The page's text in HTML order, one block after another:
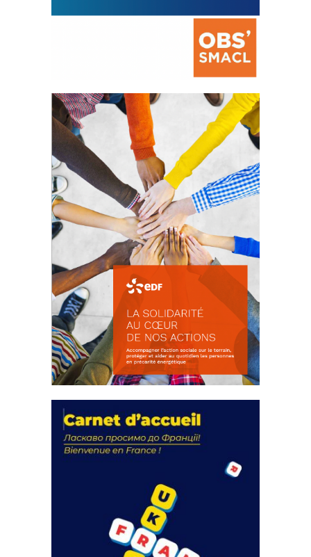
La prévention des conflits
d’intérêts
18 septembre 2023
FEUILLETER
actions
18 septembre 2023
FEUILLETER